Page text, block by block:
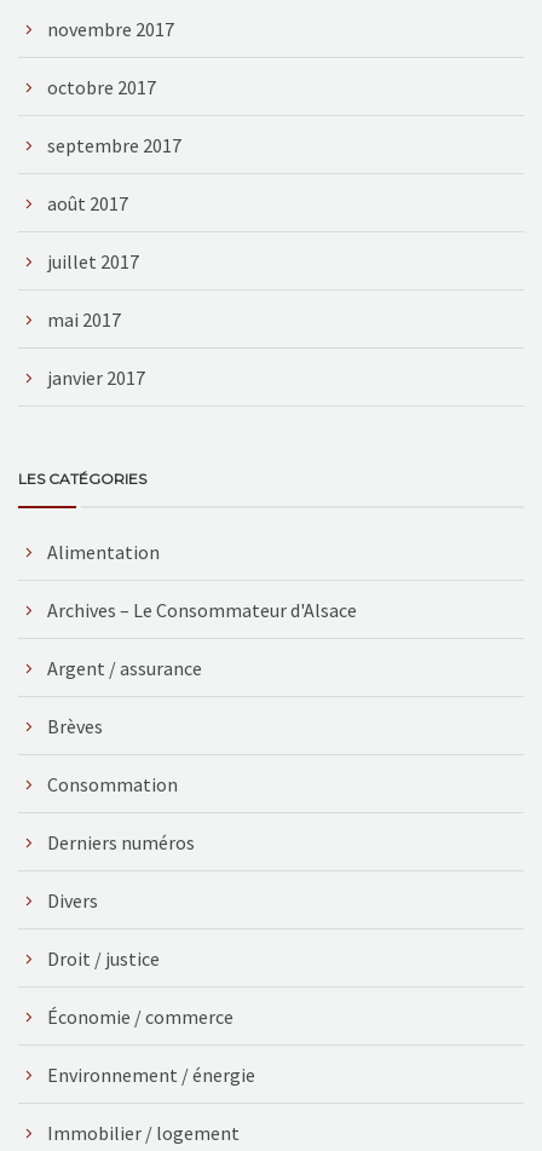
novembre 2017
octobre 2017
septembre 2017
août 2017
juillet 2017
mai 2017
janvier 2017
LES CATÉGORIES
Alimentation
Archives – Le Consommateur d'Alsace
Argent / assurance
Brèves
Consommation
Derniers numéros
Divers
Droit / justice
Économie / commerce
Environnement / énergie
Immobilier / logement